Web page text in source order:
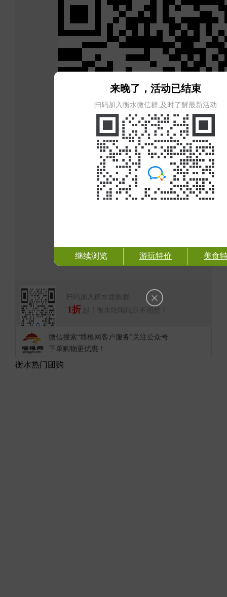
扫码加入衡水团购群
1折 起！衡水吃喝玩乐不用愁！
微信搜索“墙根网客户服务”关注公众号
下单购物更优惠！
衡水热门团购
×
来晚了，活动已结束
扫码加入衡水微信群,及时了解最新活动
继续浏览 游玩特价 美食